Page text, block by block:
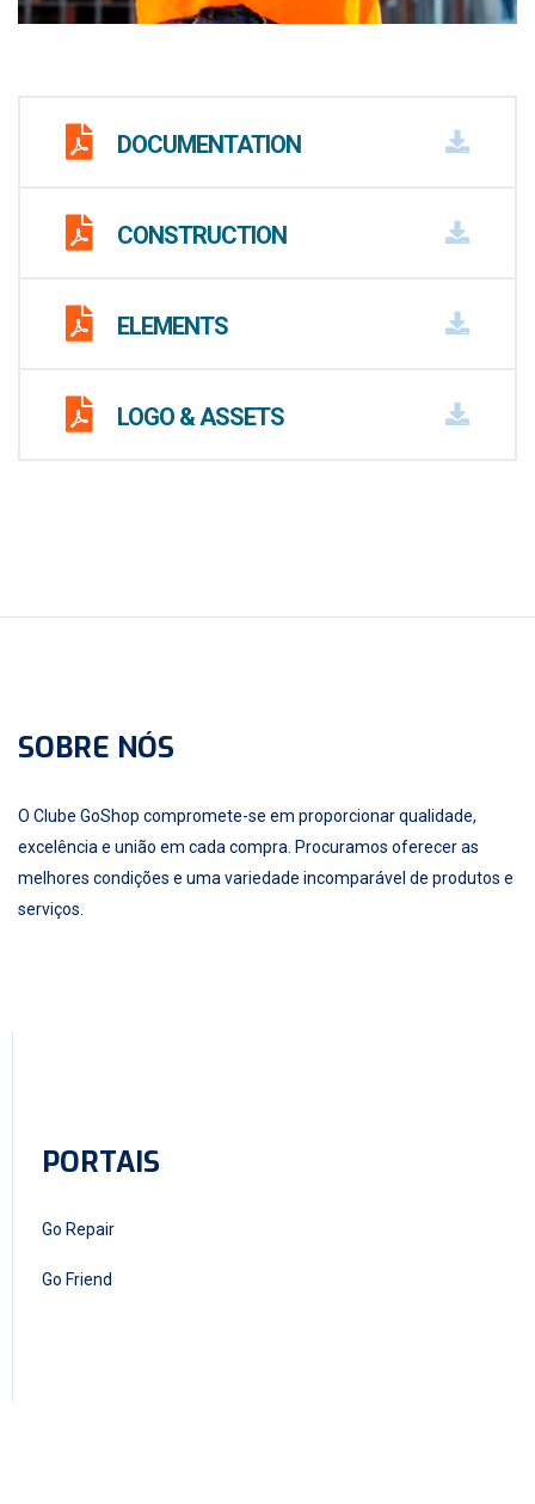
DOCUMENTATION
CONSTRUCTION
ELEMENTS
LOGO & ASSETS
SOBRE NÓS
O Clube GoShop compromete-se em proporcionar qualidade,
excelência e união em cada compra. Procuramos oferecer as
melhores condições e uma variedade incomparável de produtos e
serviços.
PORTAIS
Go Repair
Go Friend